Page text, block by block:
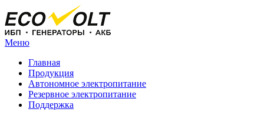
Меню
Главная
Продукция
Автономное электропитание
Резервное электропитание
Поддержка